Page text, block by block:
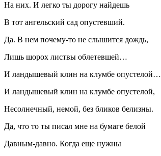
На них. И легко ты дорогу найдешь
В тот ангельский сад опустевший.
Да. В нем почему-то не слышится дождь,
Лишь шорох листвы облетевшей…
И ландышевый клин на клумбе опустелой…
И ландышевый клин на клумбе опустелой,
Несолнечный, немой, без бликов белизны.
Да, что то ты писал мне на бумаге белой
Давным-давно. Когда еще нужны